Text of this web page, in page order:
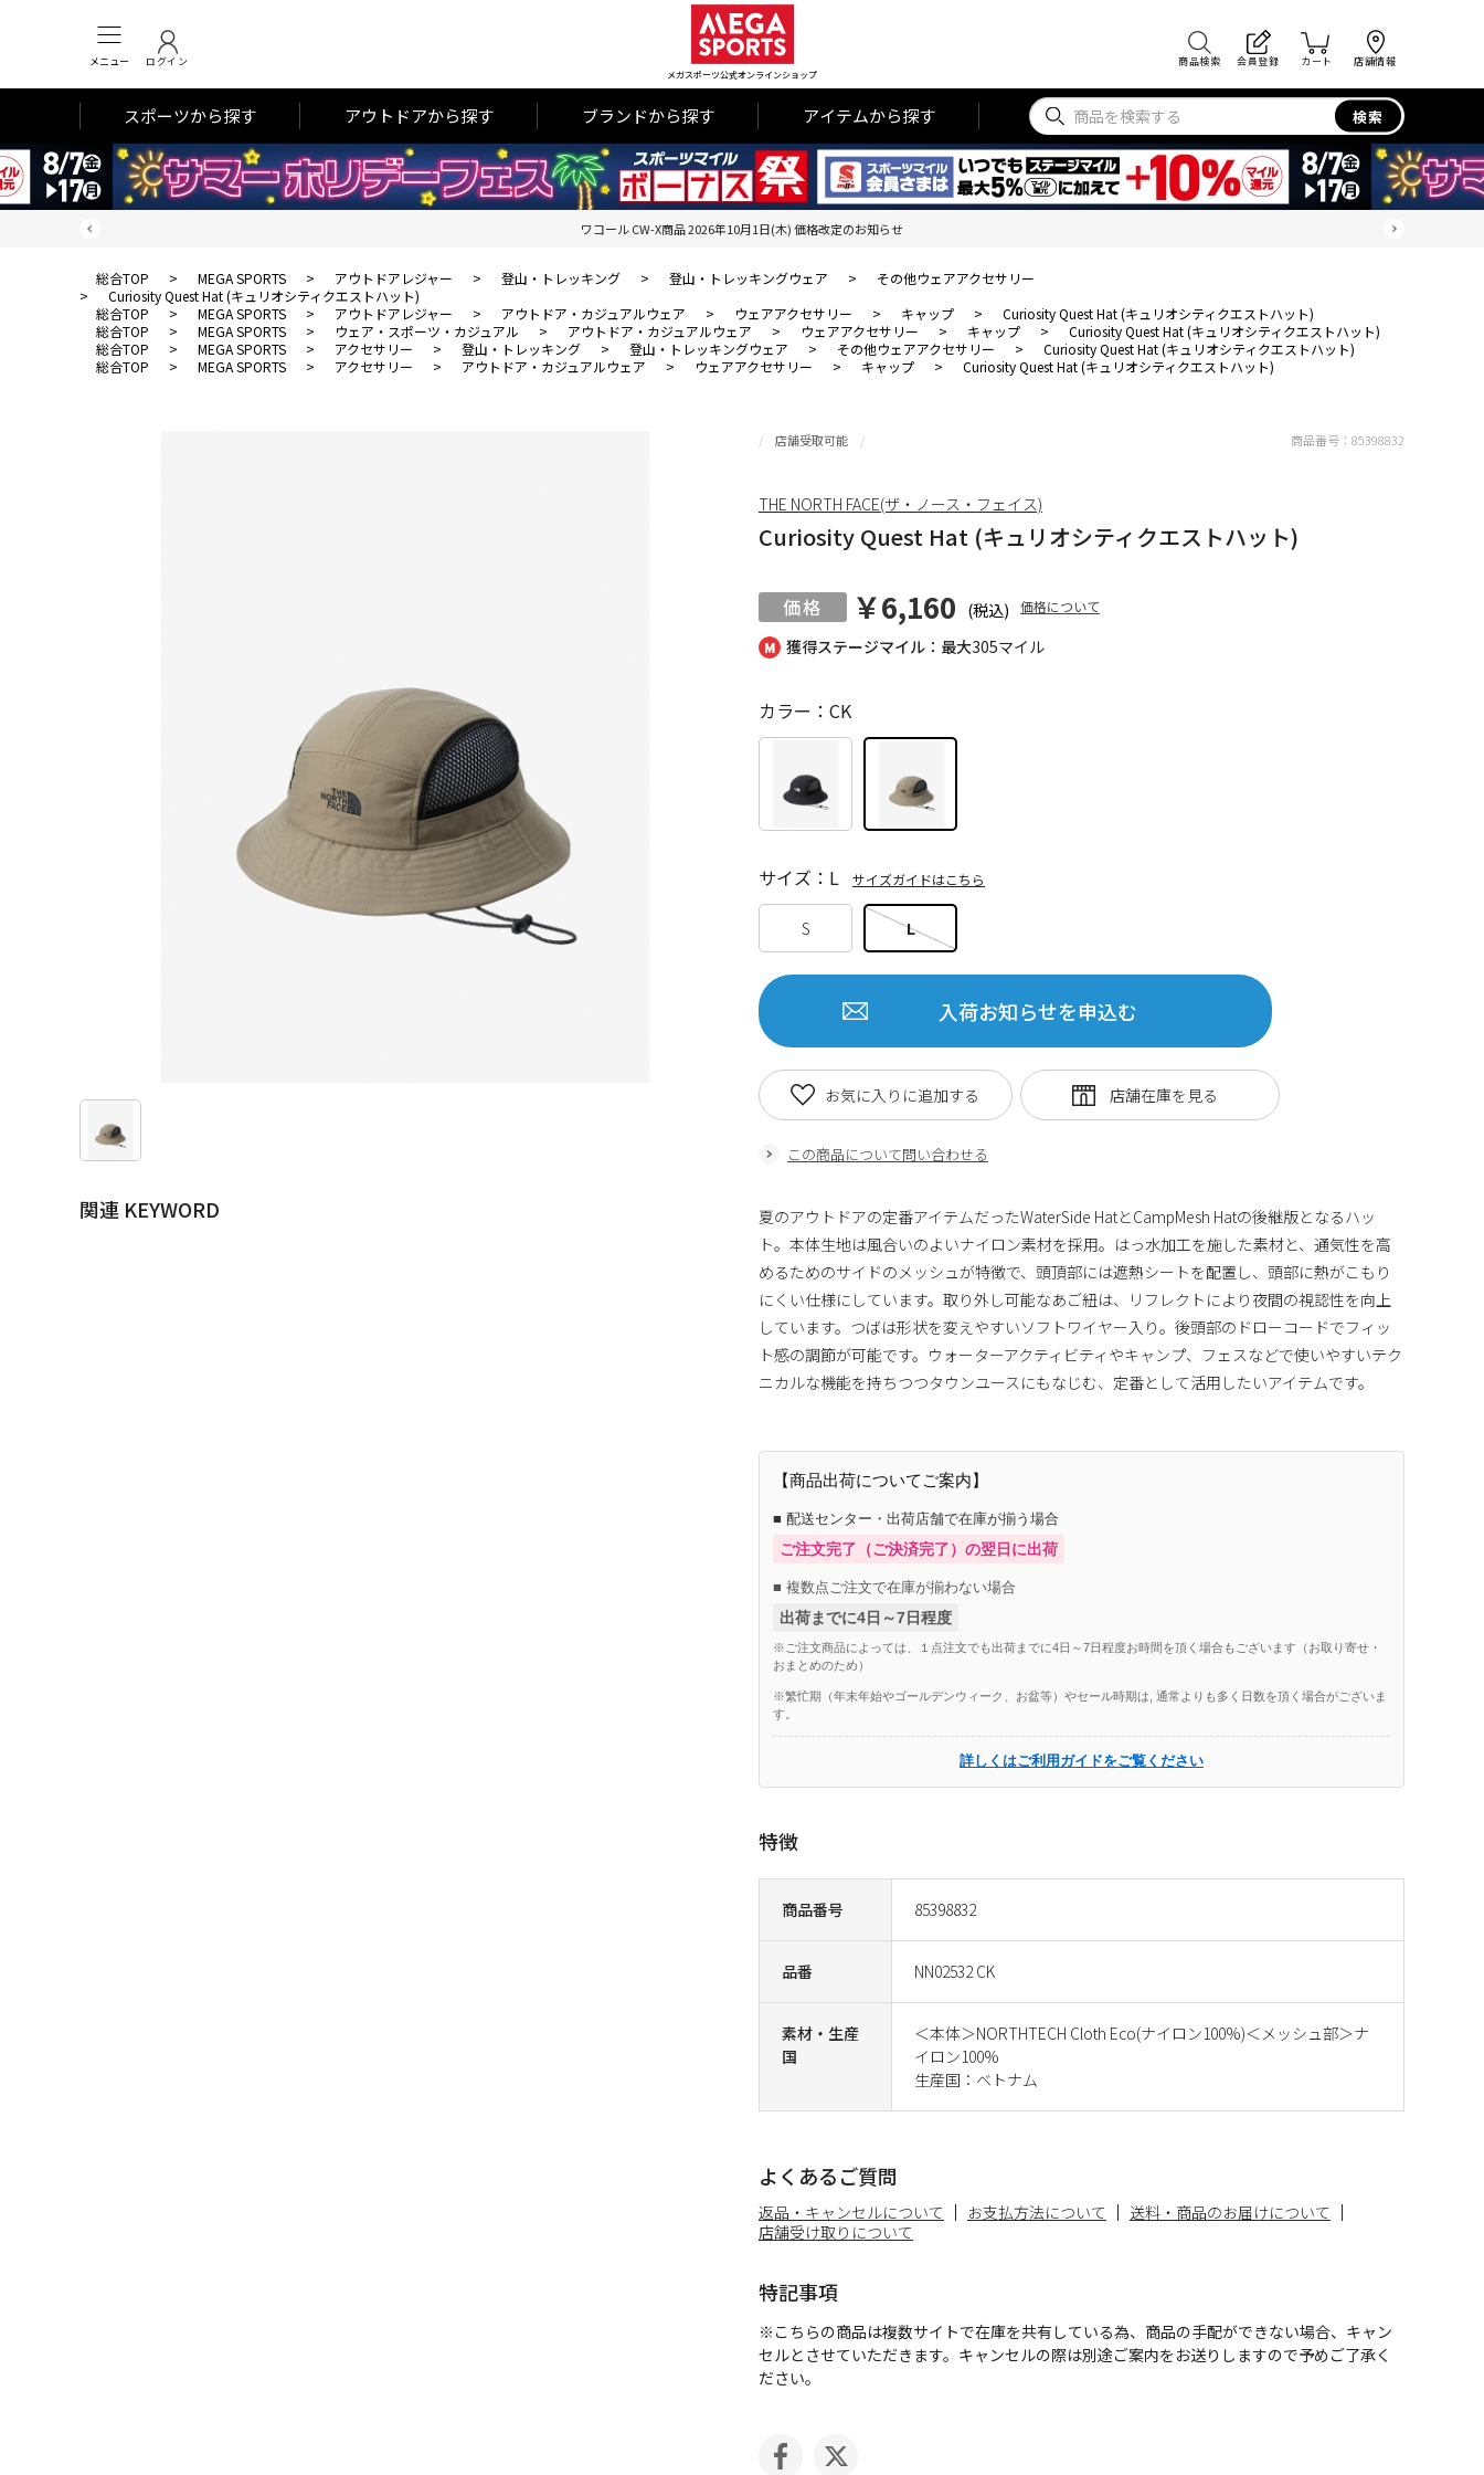
メニュー ログイン
メガスポーツ公式オンラインショップ
商品検索 会員登録 カート 店舗情報
スポーツから探す アウトドアから探す ブランドから探す アイテムから探す 検索
ワコール CW-X商品 2026年10月1日(木) 価格改定のお知らせ
総合TOP > MEGA SPORTS > アウトドアレジャー > 登山・トレッキング > 登山・トレッキングウェア >
その他ウェアアクセサリー
>
Curiosity Quest Hat (キュリオシティクエストハット)
総合TOP
> MEGA SPORTS > アウトドアレジャー > アウトドア・カジュアルウェア > ウェアアクセサリー > キャップ >
Curiosity Quest Hat (キュリオシティクエストハット)
総合TOP
> MEGA SPORTS > ウェア・スポーツ・カジュアル > アウトドア・カジュアルウェア > ウェアアクセサリー > キャップ >
Curiosity Quest Hat (キュリオシティクエストハット)
総合TOP
> MEGA SPORTS > アクセサリー > 登山・トレッキング > 登山・トレッキングウェア > その他ウェアアクセサリー >
Curiosity Quest Hat (キュリオシティクエストハット)
総合TOP
> MEGA SPORTS > アクセサリー > アウトドア・カジュアルウェア > ウェアアクセサリー > キャップ > Curiosity Quest Hat (キュリオシティクエストハット)
関連 KEYWORD
獲得ステージマイル：最大305マイル
店舗受取可能
Curiosity Quest Hat (キュリオシティクエストハット)
￥6,160 (税込) 価格について
商品番号 85398832
品番 NN02532 CK
素材・生産
国
＜本体＞NORTHTECH Cloth Eco(ナイロン100%)＜メッシュ部＞ナ
イロン100%
生産国：ベトナム
カラー：CK
S L
サイズ：L サイズガイドはこちら
入荷お知らせを申込む
この商品について問い合わせる
お気に入りに追加する
商品番号： 85398832
THE NORTH FACE(ザ・ノース・フェイス)
夏のアウトドアの定番アイテムだったWaterSide HatとCampMesh Hatの後継版となるハッ
ト。本体生地は風合いのよいナイロン素材を採用。はっ水加工を施した素材と、通気性を高
めるためのサイドのメッシュが特徴で、頭頂部には遮熱シートを配置し、頭部に熱がこもり
にくい仕様にしています。取り外し可能なあご紐は、リフレクトにより夜間の視認性を向上
しています。つばは形状を変えやすいソフトワイヤー入り。後頭部のドローコードでフィッ
ト感の調節が可能です。ウォーターアクティビティやキャンプ、フェスなどで使いやすいテク
ニカルな機能を持ちつつタウンユースにもなじむ、定番として活用したいアイテムです。
【商品出荷についてご案内】
■ 配送センター・出荷店舗で在庫が揃う場合
ご注文完了（ご決済完了）の翌日に出荷
■ 複数点ご注文で在庫が揃わない場合
出荷までに4日～7日程度
※ご注文商品によっては、１点注文でも出荷までに4日～7日程度お時間を頂く場合もございます（お取り寄せ・
おまとめのため）
※繁忙期（年末年始やゴールデンウィーク、お盆等）やセール時期は, 通常よりも多く日数を頂く場合がございま
す。
詳しくはご利用ガイドをご覧ください
特徴
よくあるご質問
返品・キャンセルについて お支払方法について
送料・商品のお届けについて
店舗受け取りについて
特記事項
※こちらの商品は複数サイトで在庫を共有している為、商品の手配ができない場合、キャン
セルとさせていただきます。キャンセルの際は別途ご案内をお送りしますので予めご了承く
ださい。